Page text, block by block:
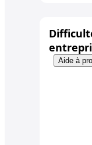
Aide à